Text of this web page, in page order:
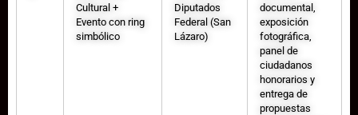
Cultural +
Evento con ring
simbólico
Diputados
Federal (San
Lázaro)
documental,
exposición
fotográfica,
panel de
ciudadanos
honorarios y
entrega de
propuestas